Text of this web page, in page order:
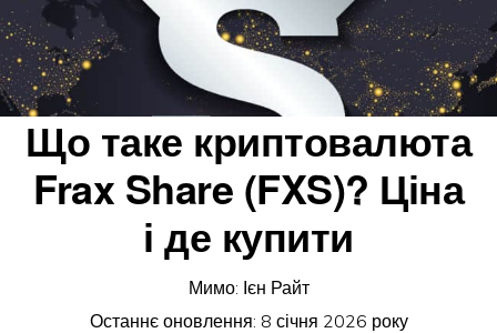
Що таке криптовалюта
Frax Share (FXS)? Ціна
і де купити
Мимо: Ієн Райт
Останнє оновлення: 8 січня 2026 року